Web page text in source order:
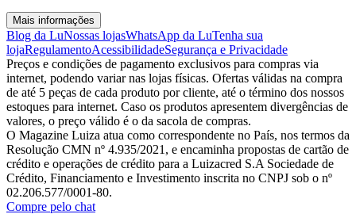
Mais informações
Blog da LuNossas lojasWhatsApp da LuTenha sua
lojaRegulamentoAcessibilidadeSegurança e Privacidade
Preços e condições de pagamento exclusivos para compras via
internet, podendo variar nas lojas físicas. Ofertas válidas na compra
de até 5 peças de cada produto por cliente, até o término dos nossos
estoques para internet. Caso os produtos apresentem divergências de
valores, o preço válido é o da sacola de compras.
O Magazine Luiza atua como correspondente no País, nos termos da
Resolução CMN nº 4.935/2021, e encaminha propostas de cartão de
crédito e operações de crédito para a Luizacred S.A Sociedade de
Crédito, Financiamento e Investimento inscrita no CNPJ sob o nº
02.206.577/0001-80.
Compre pelo chat